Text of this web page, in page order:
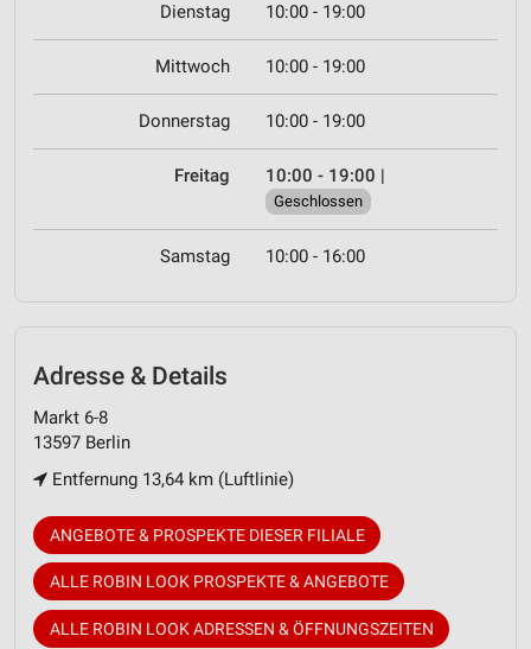
Dienstag 10:00 - 19:00
Mittwoch 10:00 - 19:00
Donnerstag 10:00 - 19:00
Freitag 10:00 - 19:00 |
Geschlossen
Samstag 10:00 - 16:00
Adresse & Details
Markt 6-8
13597 Berlin
Entfernung 13,64 km (Luftlinie)
ANGEBOTE & PROSPEKTE DIESER FILIALE
ALLE ROBIN LOOK PROSPEKTE & ANGEBOTE
ALLE ROBIN LOOK ADRESSEN & ÖFFNUNGSZEITEN